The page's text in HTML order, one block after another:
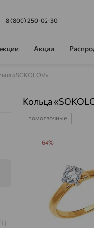
8 (800) 250-02-30
Акции
«SOKOLOV»
Кольца
помолвочные
64%